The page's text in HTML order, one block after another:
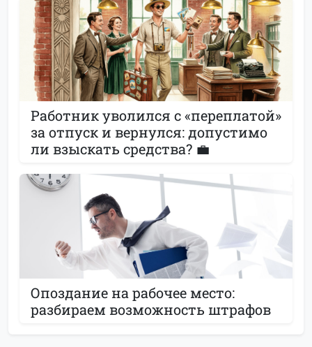
Работник уволился с «переплатой»
за отпуск и вернулся: допустимо
ли взыскать средства? 💼
Опоздание на рабочее место:
разбираем возможность штрафов